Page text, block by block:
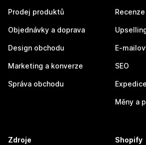
Prodej produktů
Objednávky a doprava
Design obchodu
Marketing a konverze
Správa obchodu
E-
SEO
Expedice
Měny a
Zdroje Shopify